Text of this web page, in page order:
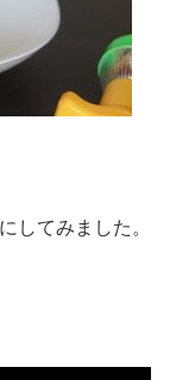
してみました。